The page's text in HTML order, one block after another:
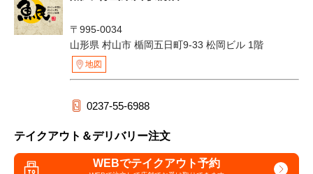
〒995-0034
山形県 村山市 楯岡五日町9-33 松岡ビル 1階
地図
0237-55-6988
テイクアウト＆デリバリー注文
WEBでテイクアウト予約